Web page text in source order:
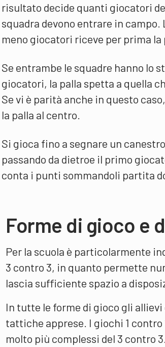
risultato decide quanti giocatori
squadra devono entrare in campo.
meno giocatori riceve per prima la
Se entrambe le squadre hanno lo
giocatori, la palla spetta a quella
Se vi è parità anche in questo
la palla al centro.
Si gioca fino a segnare un
passando da dietroe il primo
conta i punti sommandoli partita
Forme di gioco e
Per la scuola è particolarmente
3 contro 3, in quanto permette
lascia sufficiente spazio a
In tutte le forme di gioco gli
tattiche apprese. I giochi 1 contro
molto più complessi del 3 contro 3.